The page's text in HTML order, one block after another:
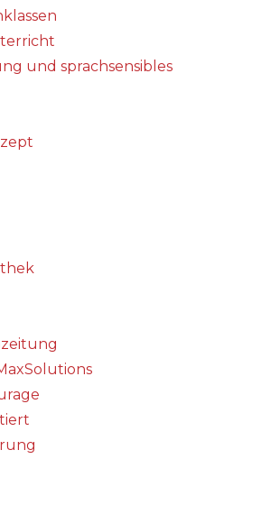
und sprachsensibles